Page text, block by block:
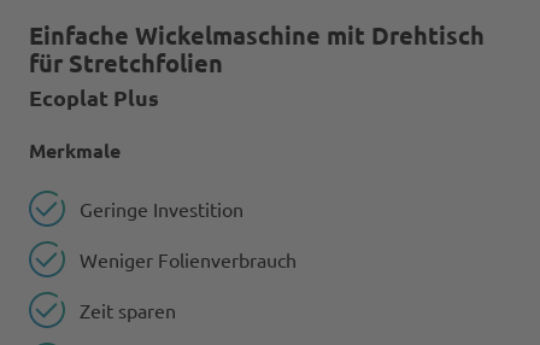
Einfache Wickelmaschine mit Drehtisch
für Stretchfolien
Ecoplat Plus
Merkmale
Geringe Investition
Weniger Folienverbrauch
Zeit sparen